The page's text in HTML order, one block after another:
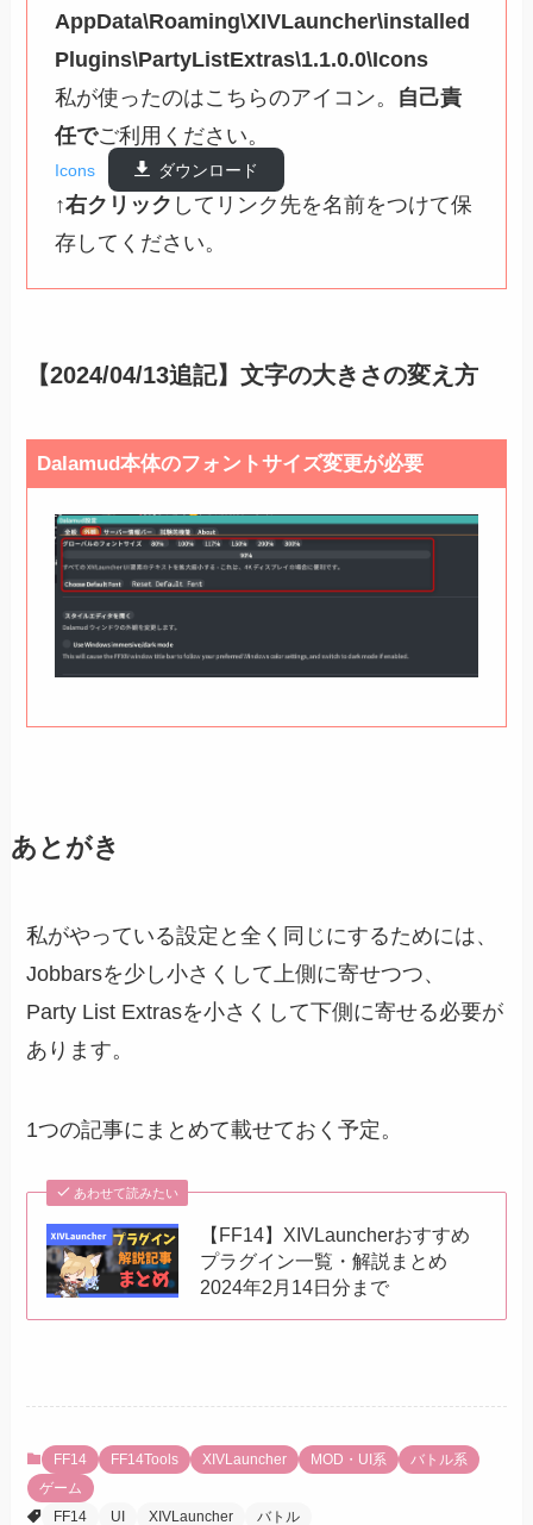
AppData\Roaming\XIVLauncher\installed
Plugins\PartyListExtras\1.1.0.0\Icons
私が使ったのはこちらのアイコン。
自己責
任でご利用ください。
Icons ダウンロード
↑右クリック してリンク先を名前をつけて保
存してください。
【2024/04/13追記】文字の大きさの変え方
Dalamud本体のフォントサイズ変更が必要
あとがき
私がやっている設定と全く同じにするためには、
Jobbarsを少し小さくして上側に寄せつつ、
Party List Extrasを小さくして下側に寄せる必要が
あります。
1つの記事にまとめて載せておく予定。
あわせて読みたい
【FF14】XIVLauncherおすすめ
プラグイン一覧・解説まとめ
2024年2月14日分まで
FF14 FF14Tools XIVLauncher MOD・UI系
バトル系
ゲーム
FF14
UI XIVLauncher バトル